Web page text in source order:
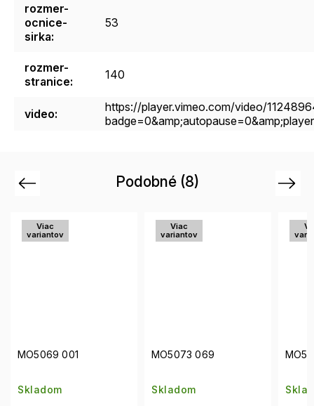
rozmer-
ocnice-
sirka:
53
rozmer-
stranice: 140
video:
https://player.vimeo.com/video/
Podobné (8)
Previous
Viac
variantov
MO5069 001
Skladom
Viac
variantov
MO5073 069
Skladom
Next